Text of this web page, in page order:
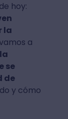
hoy:
la
a
se
de
y cómo